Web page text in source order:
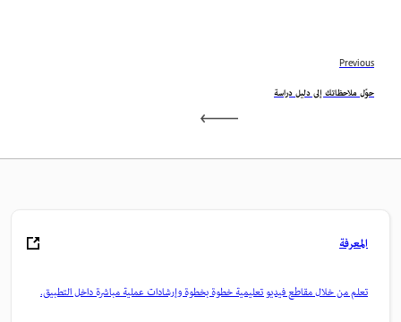
Previous
حوّل ملاحظاتك إلى دليل دراسة
المعرفة
تعلم من خلال مقاطع فيديو تعليمية خطوة بخطوة وإرشادات عملية مباشرة داخل التطبيق.